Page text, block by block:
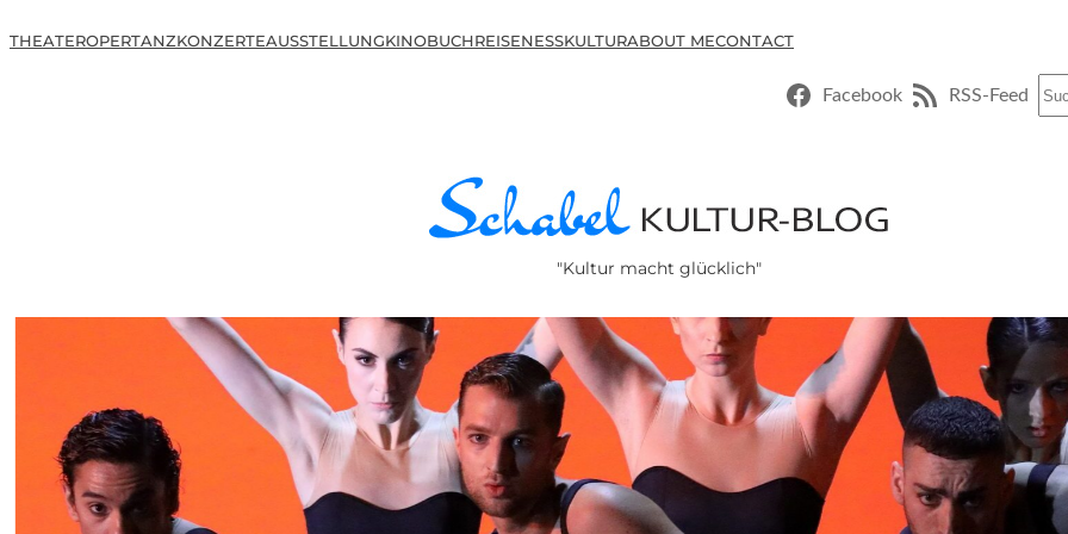
THEATEROPERTANZKONZERTEAUSSTELLUNGKINOBUCHREISENESSKULTURABOUT MECONTACT
Facebook RSS-Feed
"Kultur macht glücklich"